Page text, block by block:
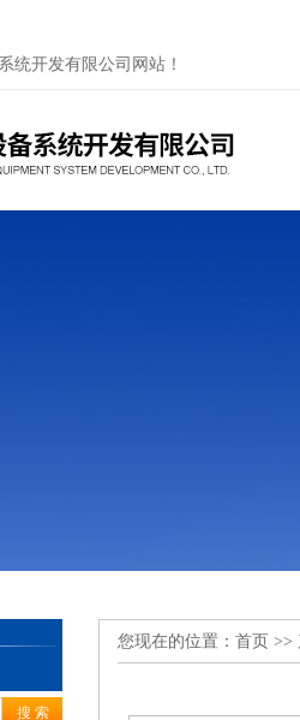
统开发有限公司网站！
您现在的位置： 首页 >>